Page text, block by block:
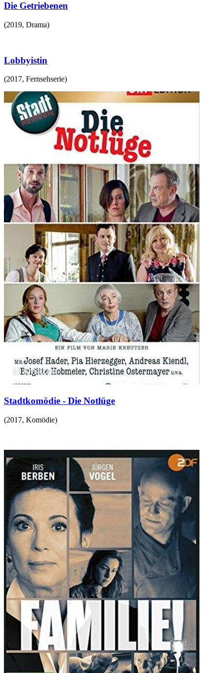
Die Getriebenen
(2019, Drama)
Lobbyistin
(2017, Fernsehserie)
Stadtkomödie - Die Notlüge
(2017, Komödie)